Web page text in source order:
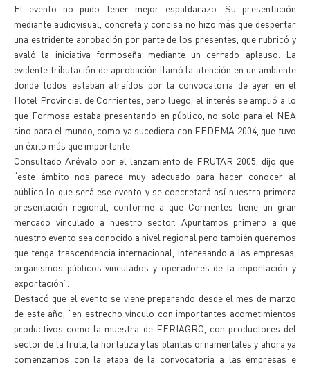
El evento no pudo tener mejor espaldarazo. Su presentación
mediante audiovisual, concreta y concisa no hizo más que despertar
una estridente aprobación por parte de los presentes, que rubricó y
avaló la iniciativa formoseña mediante un cerrado aplauso. La
evidente tributación de aprobación llamó la atención en un ambiente
donde todos estaban atraídos por la convocatoria de ayer en el
Hotel Provincial de Corrientes, pero luego, el interés se amplió a lo
que Formosa estaba presentando en público, no solo para el NEA
sino para el mundo, como ya sucediera con FEDEMA 2004, que tuvo
un éxito más que importante.
Consultado Arévalo por el lanzamiento de FRUTAR 2005, dijo que
“este ámbito nos parece muy adecuado para hacer conocer al
público lo que será ese evento y se concretará así nuestra primera
presentación regional, conforme a que Corrientes tiene un gran
mercado vinculado a nuestro sector. Apuntamos primero a que
nuestro evento sea conocido a nivel regional pero también queremos
que tenga trascendencia internacional, interesando a las empresas,
organismos públicos vinculados y operadores de la importación y
exportación”.
Destacó que el evento se viene preparando desde el mes de marzo
de este año, “en estrecho vínculo con importantes acometimientos
productivos como la muestra de FERIAGRO, con productores del
sector de la fruta, la hortaliza y las plantas ornamentales y ahora ya
comenzamos con la etapa de la convocatoria a las empresas e